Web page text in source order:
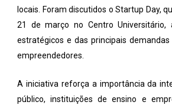
locais. Foram discutidos o Startup Day,
21 de março no Centro Universitário,
estratégicos e das principais
empreendedores.
A iniciativa reforça a importância da
público, instituições de ensino e